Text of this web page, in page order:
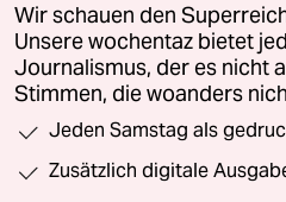
Wir schauen den
Unsere wochentaz bietet
Journalismus, der es nicht
Stimmen, die woanders
Jeden Samstag als
Zusätzlich digitale